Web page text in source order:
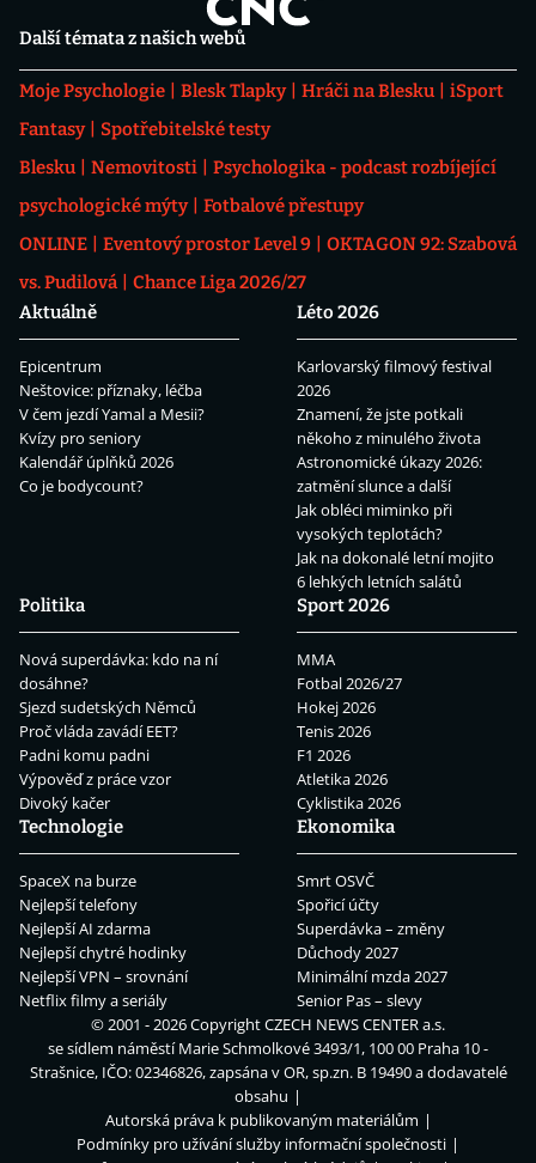
Další témata z našich webů
Moje Psychologie Blesk Tlapky Hráči na Blesku
iSport
Fantasy
Spotřebitelské testy
Blesku
Nemovitosti
Psychologika - podcast rozbíjející
psychologické mýty
Fotbalové přestupy
ONLINE
Eventový prostor Level 9
OKTAGON 92: Szabová
vs. Pudilová
Chance Liga 2026/27
Aktuálně
Epicentrum
Neštovice: příznaky, léčba
V čem jezdí Yamal a Mesii?
Kvízy pro seniory
Kalendář úplňků 2026
Co je bodycount?
Léto 2026
Karlovarský filmový festival
2026
Znamení, že jste potkali
někoho z minulého života
Astronomické úkazy 2026:
zatmění slunce a další
Jak obléci miminko při
vysokých teplotách?
Jak na dokonalé letní mojito
6 lehkých letních salátů
Politika
Nová superdávka: kdo na ní
dosáhne?
Sjezd sudetských Němců
Proč vláda zavádí EET?
Padni komu padni
Výpověď z práce vzor
Divoký kačer
Sport 2026
MMA
Fotbal 2026/27
Hokej 2026
Tenis 2026
F1 2026
Atletika 2026
Cyklistika 2026
Technologie
SpaceX na burze
Nejlepší telefony
Nejlepší AI zdarma
Nejlepší chytré hodinky
Nejlepší VPN – srovnání
Netflix filmy a seriály
Ekonomika
Smrt OSVČ
Spořicí účty
Superdávka – změny
Důchody 2027
Minimální mzda 2027
Senior Pas – slevy
© 2001 - 2026 CopyrightCZECH NEWS CENTER a.s.
se sídlem náměstí Marie Schmolkové 3493/1, 100 00 Praha 10 -
Strašnice, IČO: 02346826, zapsána v OR, sp.zn. B 19490 a dodavatelé
obsahu
Autorská práva k publikovaným materiálům
Podmínky pro užívání služby informační společnosti